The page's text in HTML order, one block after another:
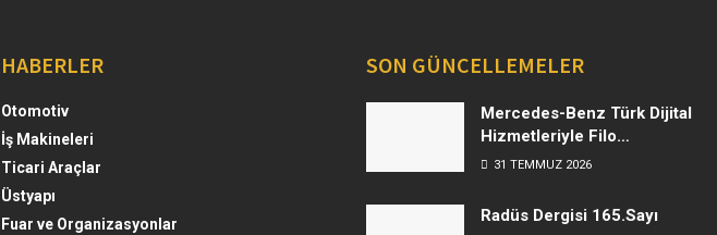
HABERLER
Otomotiv
İş Makineleri
Ticari Araçlar
Üstyapı
Fuar ve Organizasyonlar
SON GÜNCELLEMELER
Mercedes-Benz Türk Dijital
Hizmetleriyle Filo
Yönetiminde Yeni Dönem
31 TEMMUZ 2026
Radüs Dergisi 165.Sayı